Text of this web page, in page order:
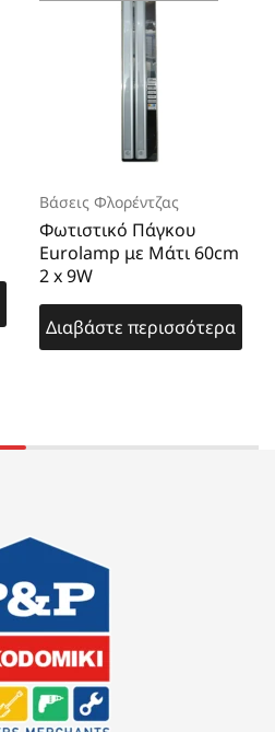
Βάσεις Φλορέντζας
Φωτιστικό Πάγκου
Eurolamp με Μάτι 60cm
2 x 9W
Διαβάστε περισσότερα